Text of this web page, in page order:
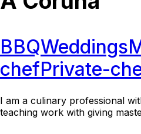
BBQWeddings
chefPrivate-
I am a culinary professional
teaching work with giving